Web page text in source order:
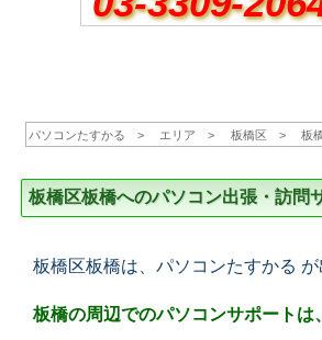
パソコンたすかる エリア 板橋区 板
板橋区板橋へのパソコン出張・訪問
板橋区板橋は、パソコンたすかる
板橋の周辺でのパソコンサポートは